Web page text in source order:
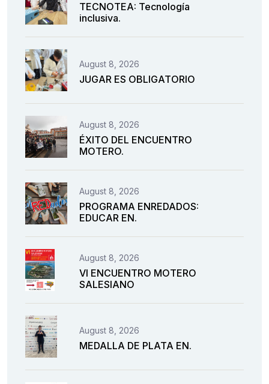
TECNOTEA: Tecnología
inclusiva.
August 8, 2026
JUGAR ES OBLIGATORIO
August 8, 2026
ÉXITO DEL ENCUENTRO
MOTERO.
August 8, 2026
PROGRAMA ENREDADOS:
EDUCAR EN.
August 8, 2026
VI ENCUENTRO MOTERO
SALESIANO
August 8, 2026
MEDALLA DE PLATA EN.